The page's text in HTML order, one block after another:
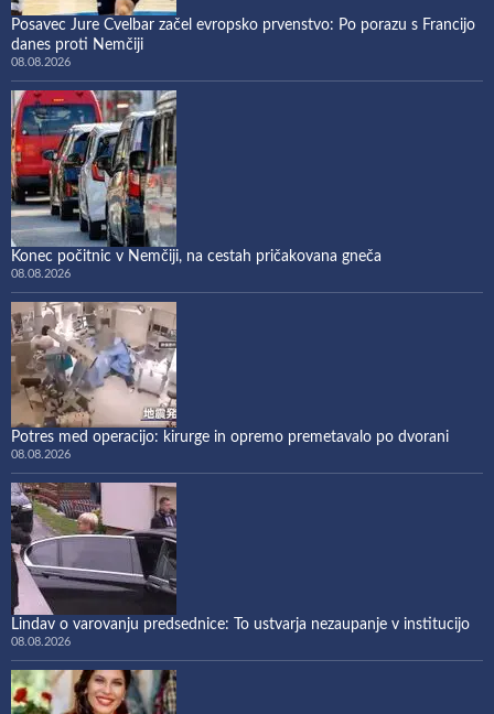
Posavec Jure Cvelbar začel evropsko prvenstvo: Po porazu s Francijo
danes proti Nemčiji
08.08.2026
Konec počitnic v Nemčiji, na cestah pričakovana gneča
08.08.2026
Potres med operacijo: kirurge in opremo premetavalo po dvorani
08.08.2026
Lindav o varovanju predsednice: To ustvarja nezaupanje v institucijo
08.08.2026